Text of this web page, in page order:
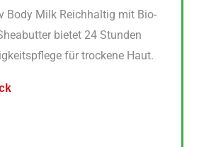
Body Milk Reichhaltig mit Bio-
bietet 24 Stunden
für trockene Haut.